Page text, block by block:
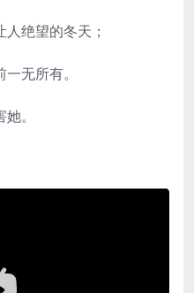
绝望的冬天；
无所有。
。